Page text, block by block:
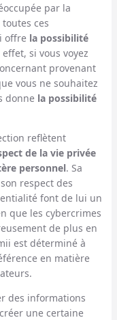
par la
ces
offrela possibilité
effet, si vous voyez
provenant
vous ne souhaitez
donnela possibilité
reflètent
de la vie privée
personnel. Sa
respect des
font de lui un
que les cybercrimes
de plus en
est déterminé à
en matière
des informations
une certaine